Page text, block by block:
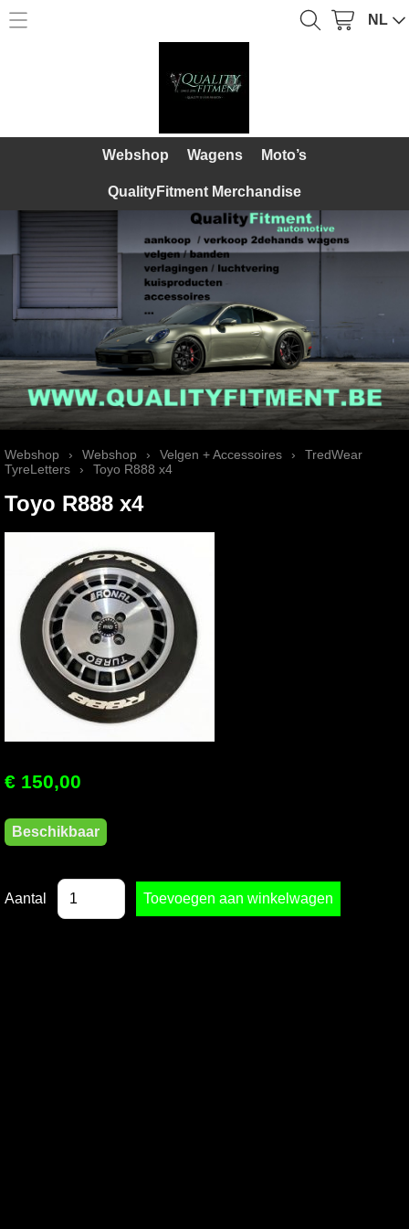
Home
QualityFitment Merchandise
Galerij
Contact
Mijn account
NL
Webshop Wagens Moto’s
QualityFitment Merchandise
Webshop › Webshop › Velgen + Accessoires ›
TredWear
TyreLetters
› Toyo R888 x4
Toyo R888 x4
€ 150,00
Beschikbaar
Aantal